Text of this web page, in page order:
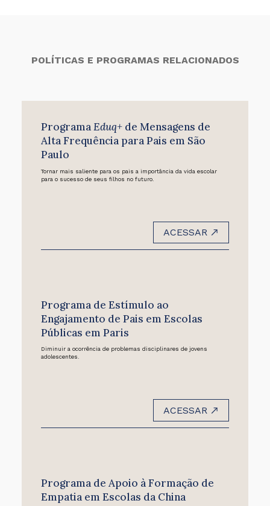
POLÍTICAS E PROGRAMAS RELACIONADOS
ProgramaEduq+de Mensagens de
Alta Frequência para Pais em São
Paulo
Tornar mais saliente para os pais a importância da vida escolar
para o sucesso de seus filhos no futuro.
ACESSAR
Programa de Estímulo ao
Engajamento de Pais em Escolas
Públicas em Paris
Diminuir a ocorrência de problemas disciplinares de jovens
adolescentes.
ACESSAR
Programa de Apoio à Formação de
Empatia em Escolas da China